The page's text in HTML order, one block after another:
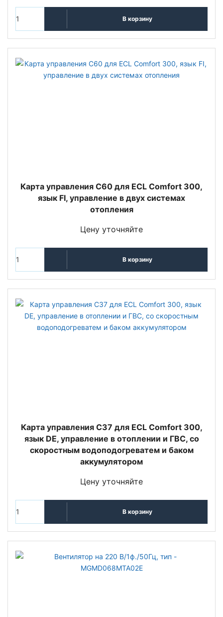
В корзину
Карта управления C60 для ECL Comfort 300,
язык FI, управление в двух системах
отопления
Цену уточняйте
В корзину
Карта управления C37 для ECL Comfort 300,
язык DE, управление в отоплении и ГВС, со
скоростным водоподогреватем и баком
аккумулятором
Цену уточняйте
В корзину